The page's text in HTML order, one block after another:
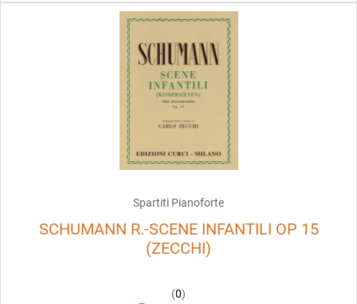
Spartiti Pianoforte
SCHUMANN R.-SCENE INFANTILI OP 15
(ZECCHI)
(0)